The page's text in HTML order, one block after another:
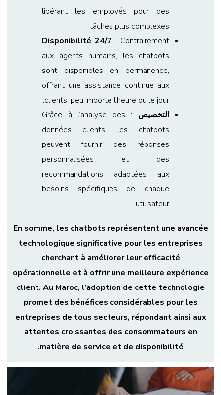
libérant les employés pour des
tâches plus complexes.
Disponibilité 24/7 : Contrairement
aux agents humains, les chatbots
sont disponibles en permanence,
offrant une assistance continue aux
clients, peu importe l’heure ou le jour.
التخصيص
: Grâce à l’analyse des
données clients, les chatbots
peuvent fournir des réponses
personnalisées et des
recommandations adaptées aux
besoins spécifiques de chaque
utilisateur.
En somme, les chatbots représentent une avancée
technologique significative pour les entreprises
cherchant à améliorer leur efficacité
opérationnelle et à offrir une meilleure expérience
client. Au Maroc, l’adoption de cette technologie
promet des bénéfices considérables pour les
entreprises de tous secteurs, répondant ainsi aux
attentes croissantes des consommateurs en
matière de service et de disponibilité.